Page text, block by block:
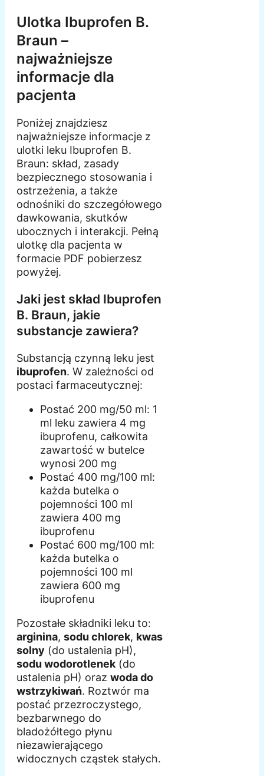
Ulotka Ibuprofen B.
Braun –
najważniejsze
informacje dla
pacjenta
Poniżej znajdziesz
najważniejsze informacje z
ulotki leku Ibuprofen B.
Braun: skład, zasady
bezpiecznego stosowania i
ostrzeżenia, a także
odnośniki do szczegółowego
dawkowania, skutków
ubocznych i interakcji. Pełną
ulotkę dla pacjenta w
formacie PDF pobierzesz
powyżej.
Jaki jest skład Ibuprofen
B. Braun, jakie
substancje zawiera?
Substancją czynną leku jest
ibuprofen. W zależności od
postaci farmaceutycznej:
Postać 200 mg/50 ml: 1
ml leku zawiera 4 mg
ibuprofenu, całkowita
zawartość w butelce
wynosi 200 mg
Postać 400 mg/100 ml:
każda butelka o
pojemności 100 ml
zawiera 400 mg
ibuprofenu
Postać 600 mg/100 ml:
każda butelka o
pojemności 100 ml
zawiera 600 mg
ibuprofenu
Pozostałe składniki leku to:
arginina, sodu chlorek, kwas
solny (do ustalenia pH),
sodu wodorotlenek(do
ustalenia pH) oraz woda do
wstrzykiwań. Roztwór ma
postać przezroczystego,
bezbarwnego do
bladożółtego płynu
niezawierającego
widocznych cząstek stałych.